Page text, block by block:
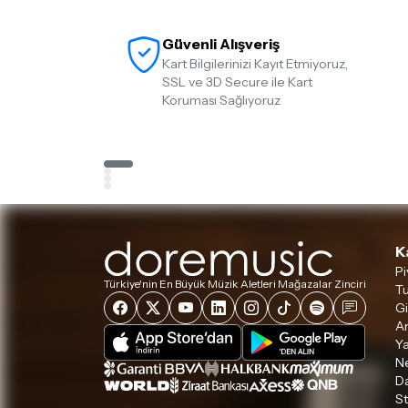
Güvenli Alışveriş
Kart Bilgilerinizi Kayıt Etmiyoruz,
SSL ve 3D Secure ile Kart
Koruması Sağlıyoruz
Türkiye'nin En Büyük Müzik Aletleri Mağazalar Zinciri